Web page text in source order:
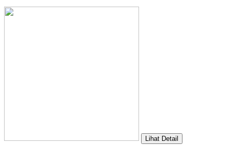
Lihat Detail